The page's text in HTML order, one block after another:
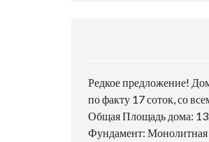
Редкое предложение!
по факту 17 соток, со
Общая Площадь дома:
Фундамент: Монолитная